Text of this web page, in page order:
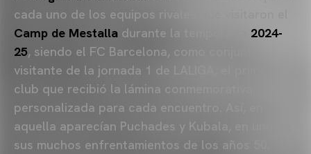
cada uno de los equipos rivales que visitaron el
Camp de Mestalla durante la temporada 2024-
25, siendo el FC Barcelona, como conjunto
visitante de la jornada 1 de LALIGA, el primer
club que recibió la lámina conmemorativa,
personalizada para cada encuentro. Así, en
aquella aparecían Puchades y Kubala, en uno de
sus muchos enfrentamientos de los años 50.